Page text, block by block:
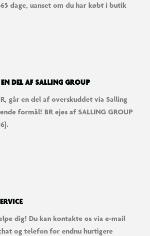
dage, uanset om du har købt i butik
DEL AF SALLING GROUP
går en del af overskuddet via Salling
formål! BR ejes af SALLING GROUP
dig! Du kan kontakte os via e-mail
og telefon for endnu hurtigere